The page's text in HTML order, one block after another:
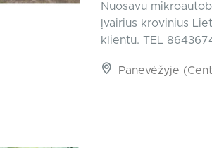
Nuosavu
įvairius krovinius
klientu. TEL
Panevėžyje